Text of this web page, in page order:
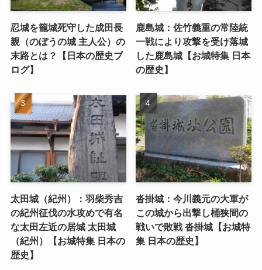
忍城を籠城死守した成田長
親（のぼうの城 主人公）の
末路とは？【日本の歴史ブ
ログ】
鹿島城：佐竹義重の常陸統
一戦により攻撃を受け落城
した鹿島城【お城特集 日本
の歴史】
太田城（紀州）：羽柴秀吉
の紀州征伐の水攻めで有名
な太田左近の居城 太田城
（紀州）【お城特集 日本の
歴史】
沓掛城：今川義元の大軍が
この城から出撃し桶狭間の
戦いで敗戦 沓掛城【お城特
集 日本の歴史】